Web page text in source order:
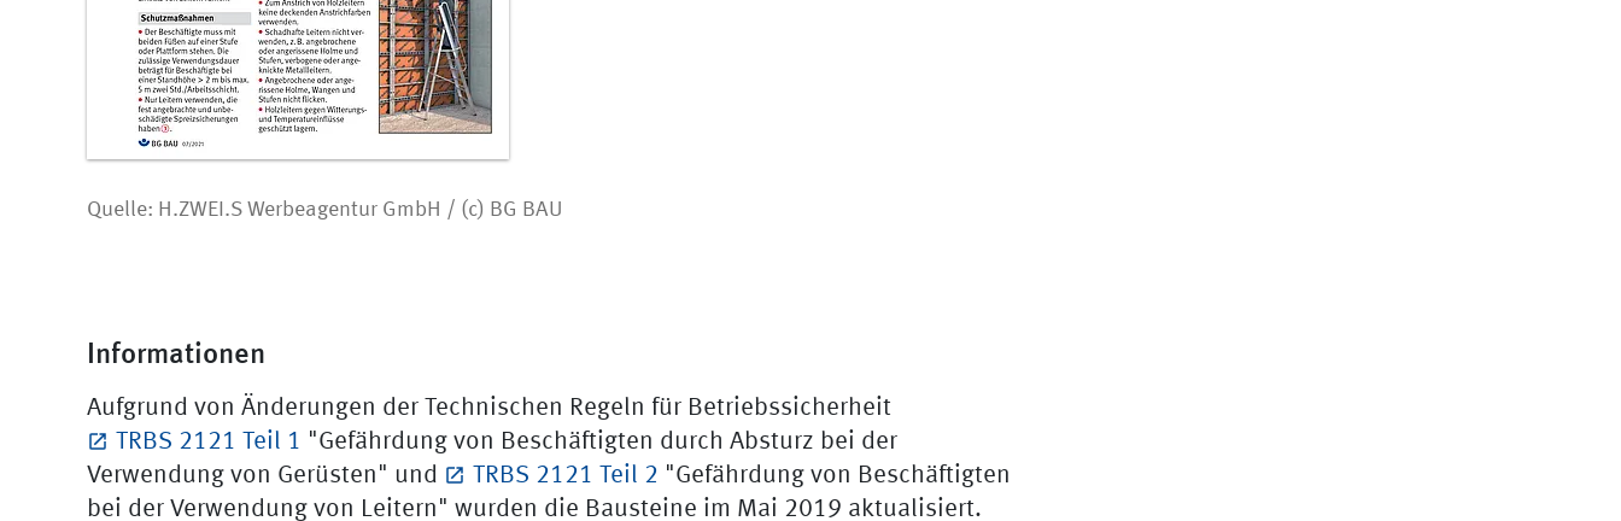
Quelle: H.ZWEI.S Werbeagentur GmbH / (c) BG BAU
Informationen
Aufgrund von Änderungen der Technischen Regeln für Betriebssicherheit
TRBS 2121 Teil 1 "Gefährdung von Beschäftigten durch Absturz bei der
Verwendung von Gerüsten" und
TRBS 2121 Teil 2 "Gefährdung von Beschäftigten
bei der Verwendung von Leitern" wurden die Bausteine im Mai 2019 aktualisiert.